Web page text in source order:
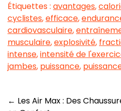
Étiquettes : avantages,
cyclistes,efficace,
cardiovasculaire,
musculaire,explosivité,
intense,intensité de
jambes, puissance,
Navigation
← Les Air Max : Des